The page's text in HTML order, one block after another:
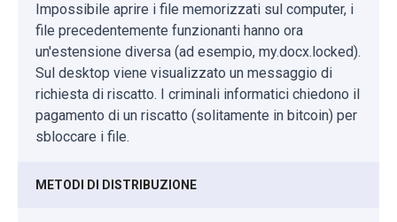
Impossibile aprire i file memorizzati sul computer, i
file precedentemente funzionanti hanno ora
un'estensione diversa (ad esempio, my.docx.locked).
Sul desktop viene visualizzato un messaggio di
richiesta di riscatto. I criminali informatici chiedono il
pagamento di un riscatto (solitamente in bitcoin) per
sbloccare i file.
METODI DI DISTRIBUZIONE